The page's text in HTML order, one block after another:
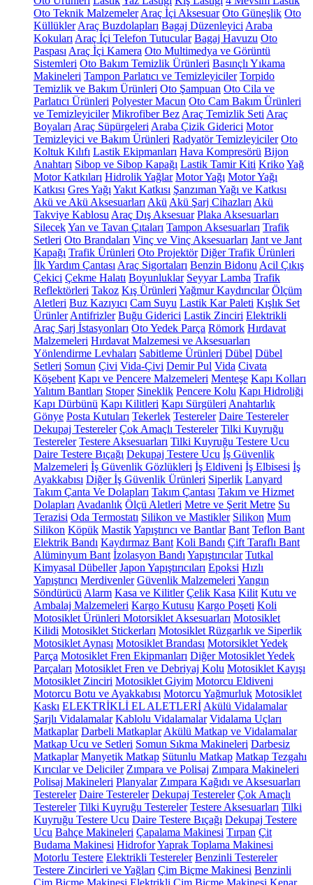
Oto Teknik Malzemeler Araç İçi Aksesuar Oto Güneşlik Oto
Küllükler Araç Buzdolapları Bagaj Düzenleyici Araba
Kokuları Araç İçi Telefon Tutucular Bagaj Havuzu Oto
Paspası Araç İçi Kamera Oto Multimedya ve Görüntü
Sistemleri Oto Bakım Temizlik Ürünleri Basınçlı Yıkama
Makineleri Tampon Parlatıcı ve Temizleyiciler Torpido
Temizlik ve Bakım Ürünleri Oto Şampuan Oto Cila ve
Parlatıcı Ürünleri Polyester Macun Oto Cam Bakım Ürünleri
ve Temizleyiciler Mikrofiber Bez Araç Temizlik Seti Araç
Boyaları Araç Süpürgeleri Araba Çizik Giderici Motor
Temizleyici ve Bakım Ürünleri Radyatör Temizleyiciler Oto
Koltuk Kılıfı Lastik Ekipmanları Hava Kompresörü Bijon
Anahtarı Sibop ve Sibop Kapağı Lastik Tamir Kiti KrikoYağ
Motor Katkıları Hidrolik Yağlar Motor Yağı Motor Yağı
Katkısı Gres Yağı Yakıt Katkısı Şanzıman Yağı ve Katkısı
Akü ve Akü Aksesuarları Akü Akü Şarj Cihazları Akü
Takviye Kablosu Araç Dış Aksesuar Plaka Aksesuarları
SilecekYan ve Tavan Çıtaları Tampon Aksesuarları Trafik
Setleri Oto Brandaları Vinç ve Vinç Aksesuarları Jant ve Jant
Kapağı Trafik Ürünleri Oto Projektör Diğer Trafik Ürünleri
İlk Yardım Çantası Araç Sigortaları Benzin Bidonu Acil Çıkış
Çekici Çekme Halatı Boyunluklar Seyyar Lamba Trafik
Reflektörleri Takoz Kış Ürünleri Yağmur Kaydırıcılar Ölçüm
Aletleri Buz Kazıyıcı Cam Suyu Lastik Kar Paleti Kışlık Set
Ürünler Antifrizler Buğu Giderici Lastik Zinciri Elektrikli
Araç Şarj İstasyonları Oto Yedek Parça Römork Hırdavat
Malzemeleri Hırdavat Malzemesi ve Aksesuarları
Yönlendirme Levhaları Sabitleme Ürünleri Dübel Dübel
Setleri Somun Çivi Vida-Çivi Demir Pul Vida Civata
Köşebent Kapı ve Pencere Malzemeleri Menteşe Kapı Kolları
Yalıtım Bantları Stoper Sineklik Pencere Kolu Kapı Hidroliği
Kapı Dürbünü Kapı Kilitleri Kapı Sürgüleri Anahtarlık
Gönye Posta Kutuları Tekerlek Testereler Daire Testereler
Dekupaj Testereler Çok Amaçlı Testereler Tilki Kuyruğu
Testereler Testere Aksesuarları Tilki Kuyruğu Testere Ucu
Daire Testere Bıçağı Dekupaj Testere Ucu İş Güvenlik
Malzemeleri İş Güvenlik Gözlükleri İş Eldiveni İş Elbisesi İş
Ayakkabısı Diğer İş Güvenlik Ürünleri Siperlik Lanyard
Takım Çanta Ve Dolapları Takım Çantası Takım ve Hizmet
Dolapları Avadanlık Ölçü Aletleri Metre ve Şerit Metre Su
Terazisi Oda Termostatı Silikon ve Mastikler Silikon Mum
Silikon Köpük MastikYapıştırıcı ve Bantlar Bant Teflon Bant
Elektrik Bandı Kaydırmaz Bant Koli Bandı Çift Taraflı Bant
Alüminyum Bant İzolasyon Bandı Yapıştırıcılar Tutkal
Kimyasal Dübeller Japon Yapıştırıcıları Epoksi Hızlı
Yapıştırıcı Merdivenler Güvenlik Malzemeleri Yangın
Söndürücü Alarm Kasa ve Kilitler Çelik Kasa Kilit Kutu ve
Ambalaj Malzemeleri Kargo Kutusu Kargo Poşeti Koli
Motosiklet Ürünleri Motorsiklet Aksesuarları Motosiklet
Kilidi Motosiklet Stickerları Motosiklet Rüzgarlık ve Siperlik
Motosiklet Aynası Motosiklet Brandası Motorsiklet Yedek
Parça Motosiklet Fren Ekipmanları Diğer Motosiklet Yedek
Parçaları Motosiklet Fren ve Debriyaj Kolu Motosiklet Kayışı
Motosiklet Zinciri Motosiklet Giyim Motorcu Eldiveni
Motorcu Botu ve Ayakkabısı Motorcu Yağmurluk Motosiklet
Kaskı ELEKTRİKLİ EL ALETLERİ Akülü Vidalamalar
Şarjlı Vidalamalar Kablolu Vidalamalar Vidalama Uçları
Matkaplar Darbeli Matkaplar Akülü Matkap ve Vidalamalar
Matkap Ucu ve Setleri Somun Sıkma Makineleri Darbesiz
Matkaplar Manyetik Matkap Sütunlu Matkap Matkap Tezgahı
Kırıcılar ve Deliciler Zımpara ve Polisaj Zımpara Makineleri
Polisaj Makineleri Planyalar Zımpara Kağıdı ve Aksesuarları
Testereler Daire Testereler Dekupaj Testereler Çok Amaçlı
Testereler Tilki Kuyruğu Testereler Testere Aksesuarları Tilki
Kuyruğu Testere Ucu Daire Testere Bıçağı Dekupaj Testere
Ucu Bahçe Makineleri Çapalama Makinesi Tırpan Çit
Budama Makinesi HidroforYaprak Toplama Makinesi
Motorlu Testere Elektrikli Testereler Benzinli Testereler
Testere Zincirleri ve Yağları Çim Biçme Makinesi Benzinli
Çim Biçme Makinesi Elektrikli Çim Biçme Makinesi Kenar